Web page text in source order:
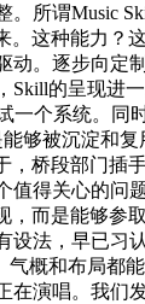
所谓Music
这种能力
。逐步向
的呈现进
个系统。
被沉淀和
桥段部门
得关心的
而是能够
法，早已习
概和布局
演唱。我们